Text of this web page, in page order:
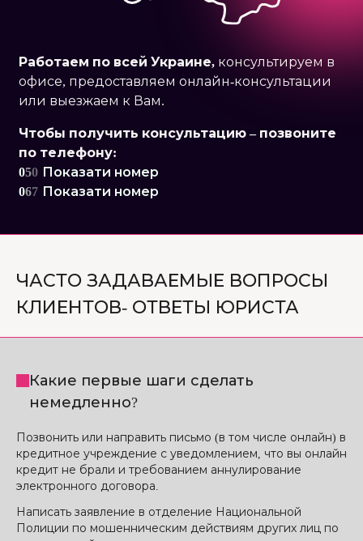
Работаем по всей Украине, консультируем в
офисе, предоставляем онлайн-консультации
или выезжаем к Вам.
Чтобы получить консультацию – позвоните
по телефону:
050 Показати номер
067 Показати номер
ЧАСТО ЗАДАВАЕМЫЕ ВОПРОСЫ
КЛИЕНТОВ- ОТВЕТЫ ЮРИСТА
Какие первые шаги сделать
немедленно?
Позвонить или направить письмо (в том числе онлайн) в
кредитное учреждение с уведомлением, что вы онлайн
кредит не брали и требованием аннулирование
электронного договора.
Написать заявление в отделение Национальной
Полиции по мошенническим действиям других лиц по